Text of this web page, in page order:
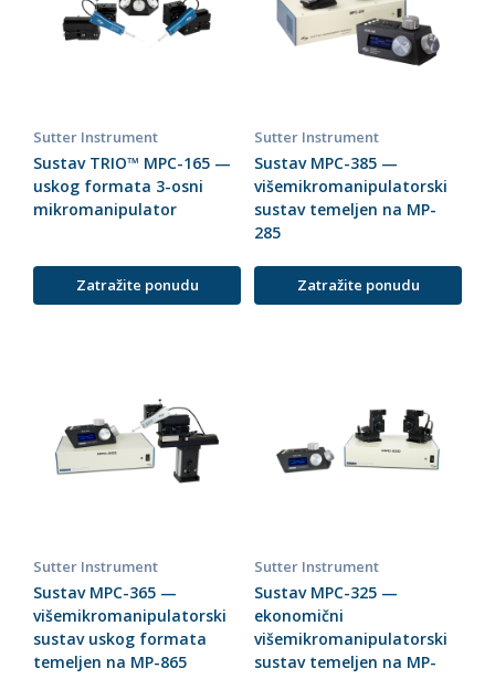
Sutter Instrument
Sustav TRIO™ MPC-165 —
uskog formata 3-osni
mikromanipulator
Zatražite ponudu
Sutter Instrument
Sustav MPC-385 —
višemikromanipulatorski
sustav temeljen na MP-
285
Zatražite ponudu
Sutter Instrument
Sustav MPC-365 —
višemikromanipulatorski
sustav uskog formata
temeljen na MP-865
Sutter Instrument
Sustav MPC-325 —
ekonomični
višemikromanipulatorski
sustav temeljen na MP-